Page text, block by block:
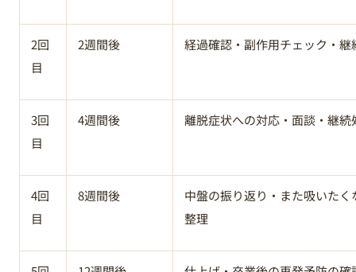
2回
目
2週間後 経過確認・副作用チェック・継
3回
目
4週間後 離脱症状への対応・面談・継続
4回
目
8週間後
中盤の振り返り・また吸いたく
整理